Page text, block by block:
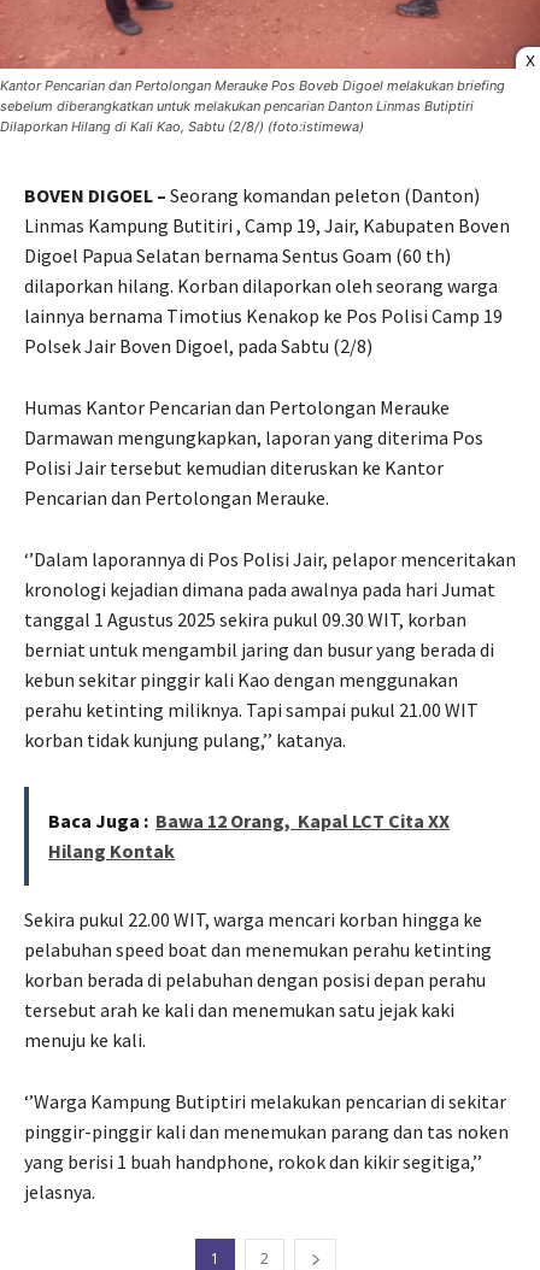
X
Kantor Pencarian dan Pertolongan Merauke Pos Boveb Digoel melakukan briefing
sebelum diberangkatkan untuk melakukan pencarian Danton Linmas Butiptiri
Dilaporkan Hilang di Kali Kao, Sabtu (2/8/) (foto:istimewa)
BOVEN DIGOEL – Seorang komandan peleton (Danton)
Linmas Kampung Butitiri , Camp 19, Jair, Kabupaten Boven
Digoel Papua Selatan bernama Sentus Goam (60 th)
dilaporkan hilang. Korban dilaporkan oleh seorang warga
lainnya bernama Timotius Kenakop ke Pos Polisi Camp 19
Polsek Jair Boven Digoel, pada Sabtu (2/8)
Humas Kantor Pencarian dan Pertolongan Merauke
Darmawan mengungkapkan, laporan yang diterima Pos
Polisi Jair tersebut kemudian diteruskan ke Kantor
Pencarian dan Pertolongan Merauke.
‘’Dalam laporannya di Pos Polisi Jair, pelapor menceritakan
kronologi kejadian dimana pada awalnya pada hari Jumat
tanggal 1 Agustus 2025 sekira pukul 09.30 WIT, korban
berniat untuk mengambil jaring dan busur yang berada di
kebun sekitar pinggir kali Kao dengan menggunakan
perahu ketinting miliknya. Tapi sampai pukul 21.00 WIT
korban tidak kunjung pulang,’’ katanya.
Baca Juga : Bawa 12 Orang, Kapal LCT Cita XX
Hilang Kontak
Sekira pukul 22.00 WIT, warga mencari korban hingga ke
pelabuhan speed boat dan menemukan perahu ketinting
korban berada di pelabuhan dengan posisi depan perahu
tersebut arah ke kali dan menemukan satu jejak kaki
menuju ke kali.
‘’Warga Kampung Butiptiri melakukan pencarian di sekitar
pinggir-pinggir kali dan menemukan parang dan tas noken
yang berisi 1 buah handphone, rokok dan kikir segitiga,’’
jelasnya.
1 2